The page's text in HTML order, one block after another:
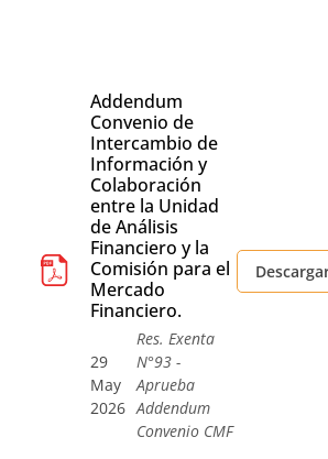
Addendum
Convenio de
Intercambio de
Información y
Colaboración
entre la Unidad
de Análisis
Financiero y la
Comisión para el
Mercado
Financiero.
29
May
2026
Res. Exenta
N°93 -
Aprueba
Addendum
Convenio CMF